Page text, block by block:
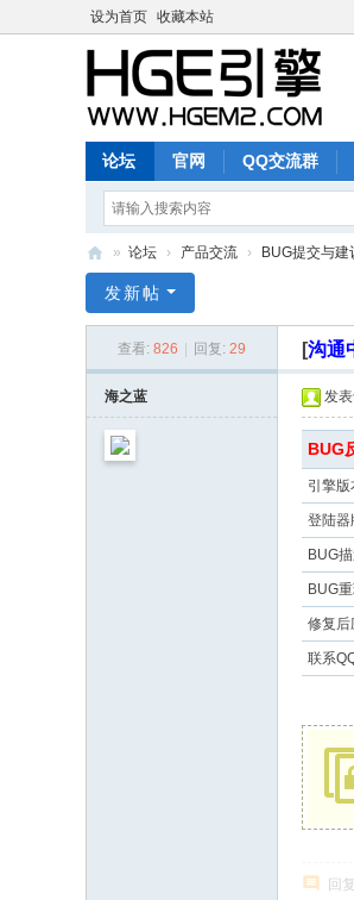
设为首页 收藏本站
论坛 官网 QQ交流群
G
» 论坛 › 产品交流 › BUG提交与建
发新帖
查看: 826 回复: 29 [沟通
海之蓝 发
BUG
引擎版
登陆器
BUG
BUG
修复后
联系
回复